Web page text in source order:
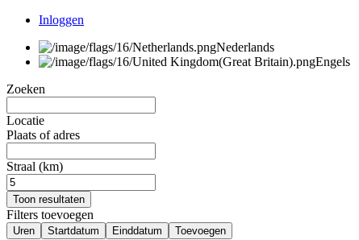
Inloggen
Nederlands
Engels
Zoeken
Locatie
Plaats of adres
Straal (km)
Toon resultaten
Filters toevoegen
Uren Startdatum Einddatum Toevoegen